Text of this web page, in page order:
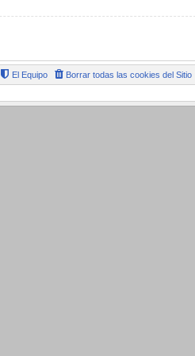
Borrar todas las cookies del Sitio
El Equipo